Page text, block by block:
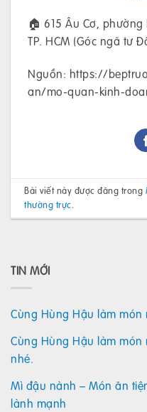
🏠 615 Âu Cơ,
TP. HCM (Góc ngã tư
Nguồn: https://
an/mo-quan-kinh-
Bài viết này được đăng trong
thường trực.
TIN MỚI
Cùng Hùng Hậu làm
Cùng Hùng Hậu làm
nhé.
Mì đậu nành – Món ăn
lành mạnh